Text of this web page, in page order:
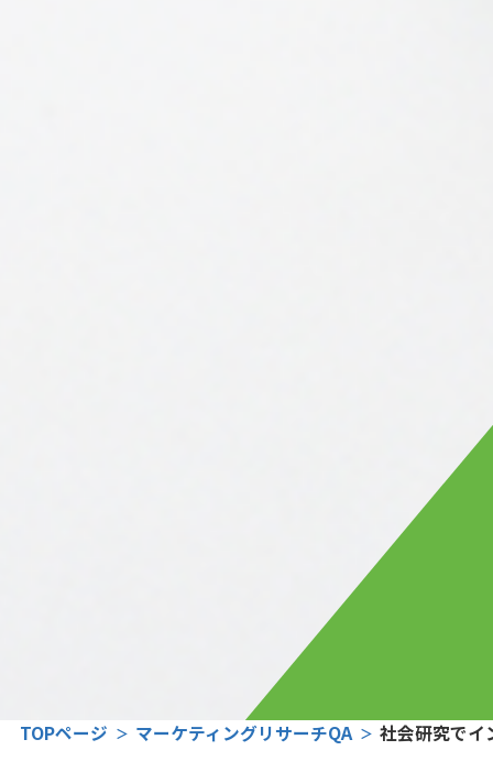
TOPページ マーケティングリサーチQA 社会研究でイ